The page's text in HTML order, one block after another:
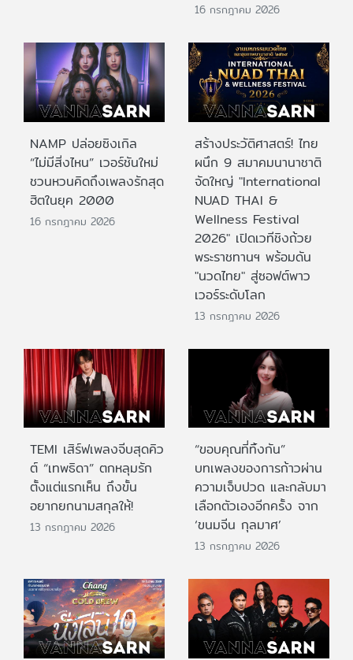
16 กรกฎาคม 2026
NAMP ปล่อยซิงเกิล
“ไม่มีสิ่งไหน” เวอร์ชันใหม่
ชวนหวนคิดถึงเพลงรักสุด
ฮิตในยุค 2000
16 กรกฎาคม 2026
สร้างประวัติศาสตร์! ไทย
ผนึก 9 สมาคมนานาชาติ
จัดใหญ่ "International
NUAD THAI &
Wellness Festival
2026" เปิดเวทีชิงถ้วย
พระราชทานฯ พร้อมดัน
"นวดไทย" สู่ซอฟต์พาว
เวอร์ระดับโลก
13 กรกฎาคม 2026
TEMI เสิร์ฟเพลงจีบสุดคิว
ต์ “เทพธิดา” ตกหลุมรัก
ตั้งแต่แรกเห็น ถึงขั้น
อยากยกนามสกุลให้!
13 กรกฎาคม 2026
“ขอบคุณที่ทิ้งกัน”
บทเพลงของการก้าวผ่าน
ความเจ็บปวด และกลับมา
เลือกตัวเองอีกครั้ง จาก
‘ขนมจีน กุลมาศ’
13 กรกฎาคม 2026